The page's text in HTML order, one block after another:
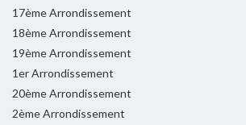
17ème Arrondissement
18ème Arrondissement
19ème Arrondissement
1er Arrondissement
20ème Arrondissement
2ème Arrondissement